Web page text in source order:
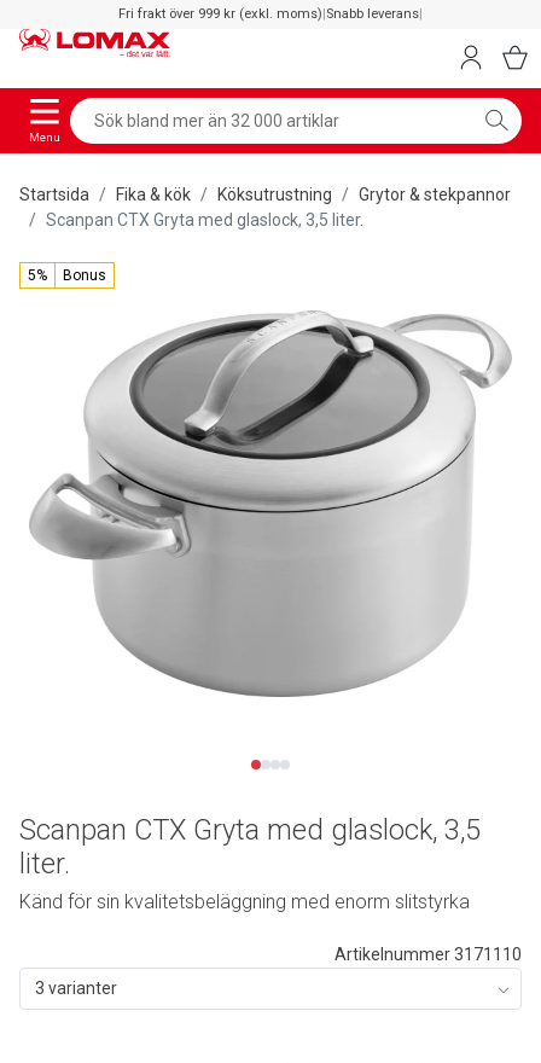
Fri frakt över 999 kr (exkl. moms)|Snabb leverans|
Menu
Startsida Fika & kök Köksutrustning
Grytor & stekpannor
Scanpan CTX Gryta med glaslock, 3,5 liter.
5% Bonus
Artikelnummer 3171110
3 varianter
Scanpan CTX Gryta med glaslock, 3,5
liter.
Känd för sin kvalitetsbeläggning med enorm slitstyrka